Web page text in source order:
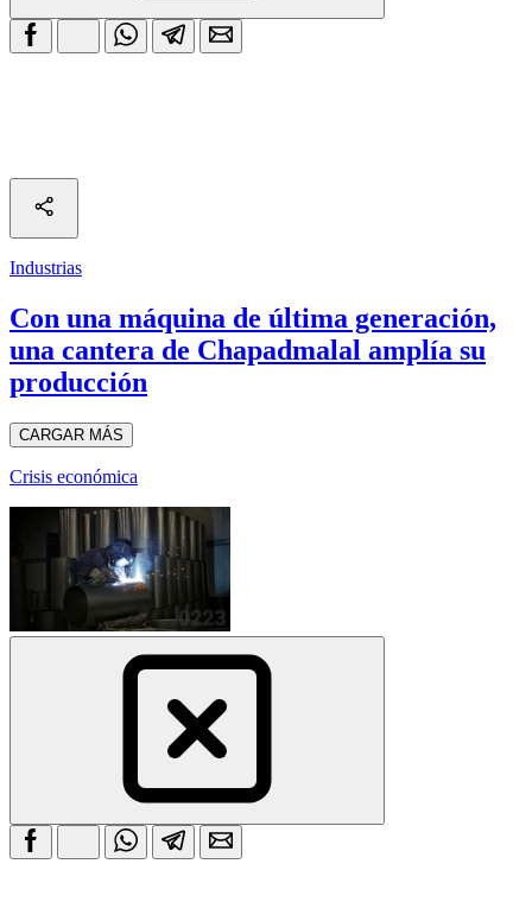
Industrias
Con una máquina de última generación,
una cantera de Chapadmalal amplía su
producción
CARGAR MÁS
Crisis económica